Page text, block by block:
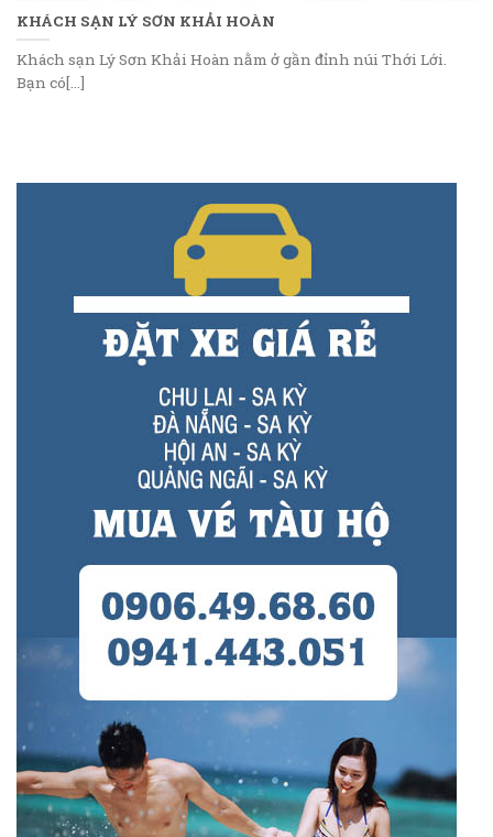
KHÁCH SẠN LÝ SƠN KHẢI HOÀN
Khách sạn Lý Sơn Khải Hoàn nằm ở gần đỉnh núi Thới Lới.
Bạn có[...]